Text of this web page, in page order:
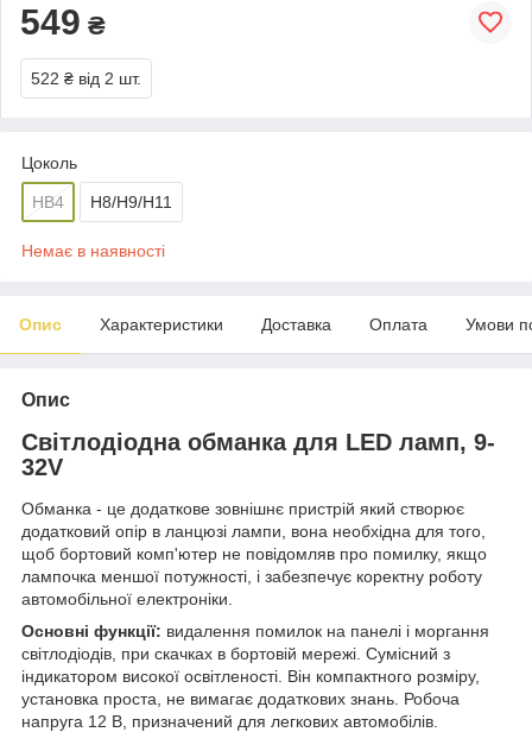
549 ₴
522 ₴ від 2 шт.
Цоколь
HB4 H8/H9/H11
Немає в наявності
Опис Характеристики Доставка Оплата Умови
Опис
Світлодіодна обманка для LED ламп, 9-
32V
Обманка - це додаткове зовнішнє пристрій який створює
додатковий опір в ланцюзі лампи, вона необхідна для того,
щоб бортовий комп'ютер не повідомляв про помилку, якщо
лампочка меншої потужності, і забезпечує коректну роботу
автомобільної електроніки.
Основні функції: видалення помилок на панелі і моргання
світлодіодів, при скачках в бортовій мережі. Сумісний з
індикатором високої освітленості. Він компактного розміру,
установка проста, не вимагає додаткових знань. Робоча
напруга 12 В, призначений для легкових автомобілів.